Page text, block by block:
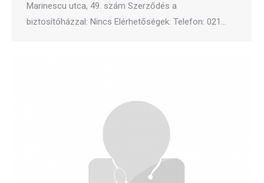
Marinescu utca, 49. szám Szerződés a
biztosítóházzal: Nincs Elérhetőségek: Telefon: 021…